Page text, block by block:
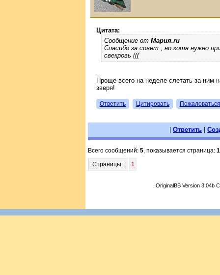
Цитата:
Сообщение от Мария.ru
Спасибо за совет , но кота нужно
свекровь (((
Проще всего на неделе слетать за ним
зверя!
Ответить Цитировать Пожаловаться
| Ответить |
Всего сообщений: 5 , показывается страница: 1
Страницы:
1
OriginalBB Version 3.04b